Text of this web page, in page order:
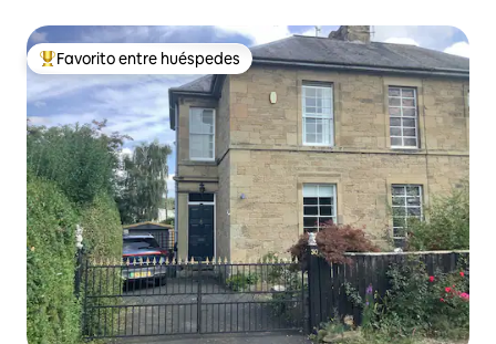
Favorito entre los huéspedes más destacados
Favorito entre huéspedes